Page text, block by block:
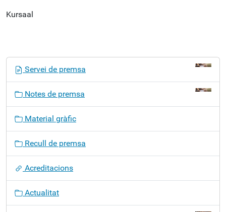
Kursaal
ó
Servei de premsa
Notes de premsa
Material gràfic
Recull de premsa
Acreditacions
Actualitat